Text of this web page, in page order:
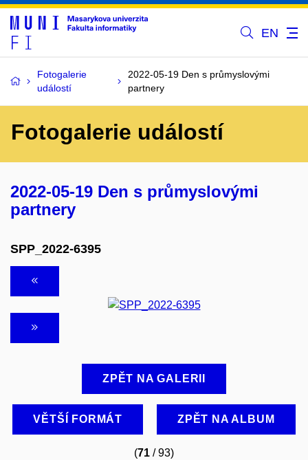
EN
Fotogalerie
událostí
2022-05-19 Den s průmyslovými
partnery
Fotogalerie událostí
2022-05-19 Den s průmyslovými
partnery
SPP_2022-6395
ZPĚT NA GALERII
VĚTŠÍ FORMÁT ZPĚT NA ALBUM
(71 / 93)